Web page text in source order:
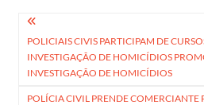
Navegação
de
Post
POLICIAIS CIVIS PARTICIPAM DE
INVESTIGAÇÃO DE HOMICÍDIOS
INVESTIGAÇÃO DE HOMICÍDIOS
POLÍCIA CIVIL PRENDE COMERCIANTE